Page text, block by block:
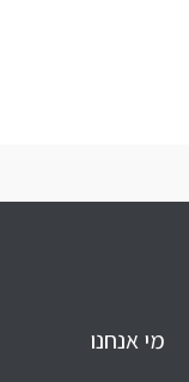
מי אנחנו